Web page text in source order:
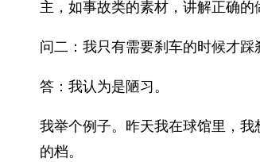
主，如事故类的素材，讲解正确的
问二：我只有需要刹车的时候才
答：我认为是陋习。
我举个例子。昨天我在球馆里，
的档。